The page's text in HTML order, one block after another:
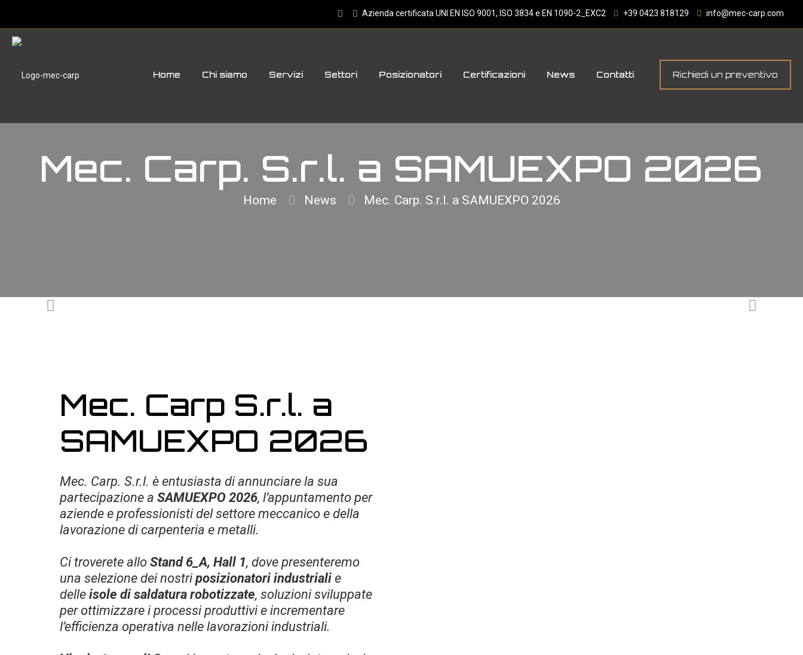
Azienda certificata UNI EN ISO 9001, ISO 3834 e EN 1090-2_EXC2 +39 0423 818129 info@mec-carp.com
Home Chi siamo Servizi Settori Posizionatori Certificazioni News Contatti Richiedi un preventivo
Mec. Carp. S.r.l. a SAMUEXPO 2026
Home News Mec. Carp. S.r.l. a SAMUEXPO 2026
Mec. Carp S.r.l. a
SAMUEXPO 2026
Mec. Carp. S.r.l. è entusiasta di annunciare la sua
partecipazione a SAMUEXPO 2026, l’appuntamento per
aziende e professionisti del settore meccanico e della
lavorazione di carpenteria e metalli.
Ci troverete allo Stand 6_A, Hall 1, dove presenteremo
una selezione dei nostri posizionatori industriali e
delle isole di saldatura robotizzate, soluzioni sviluppate
per ottimizzare i processi produttivi e incrementare
l’efficienza operativa nelle lavorazioni industriali.